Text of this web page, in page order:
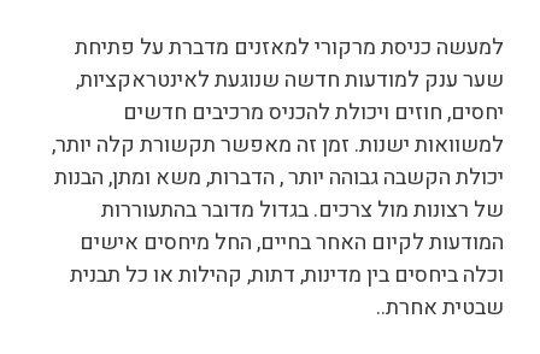
למעשה כניסת מרקורי למאזנים מדברת על פתיחת
שער ענק למודעות חדשה שנוגעת לאינטראקציות,
יחסים, חוזים ויכולת להכניס מרכיבים חדשים
למשוואות ישנות. זמן זה מאפשר תקשורת קלה יותר,
יכולת הקשבה גבוהה יותר , הדברות, משא ומתן, הבנות
של רצונות מול צרכים. בגדול מדובר בהתעוררות
המודעות לקיום האחר בחיים, החל מיחסים אישים
וכלה ביחסים בין מדינות, דתות, קהילות או כל תבנית
שבטית אחרת..